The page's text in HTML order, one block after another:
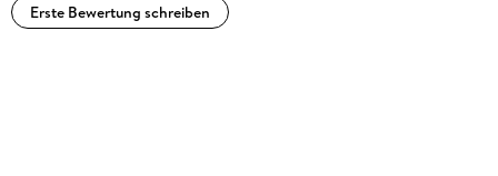
Erste Bewertung schreiben